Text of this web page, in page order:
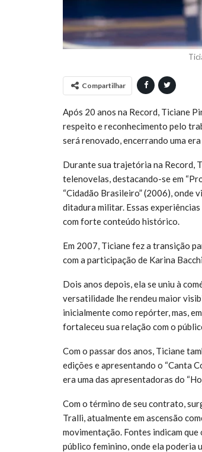
Compartilhar
Após 20 anos na Record, Ticiane
respeito e reconhecimento pelo
será renovado, encerrando uma
Durante sua trajetória na Record,
telenovelas, destacando-se em
“Cidadão Brasileiro” (2006), onde
ditadura militar. Essas
com forte conteúdo histórico.
Em 2007, Ticiane fez a transição
com a participação de Karina
Dois anos depois, ela se uniu à
versatilidade lhe rendeu maior
inicialmente como repórter, mas,
fortaleceu sua relação com o
Com o passar dos anos, Ticiane
edições e apresentando o “Canta
era uma das apresentadoras do
Com o término de seu contrato,
Tralli, atualmente em ascensão
movimentação. Fontes indicam
público feminino, onde ela poderia